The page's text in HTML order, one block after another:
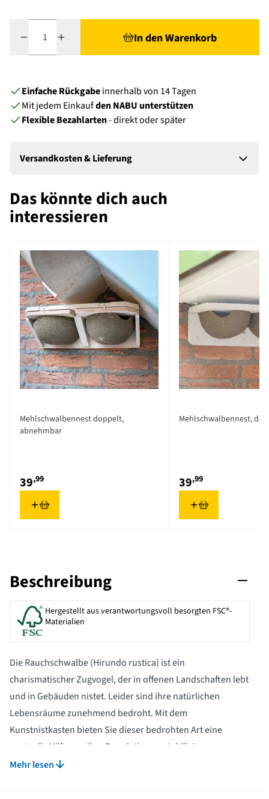
In den Warenkorb
Einfache Rückgabeinnerhalb von 14 Tagen
Mit jedem Einkaufden NABU unterstützen
Flexible Bezahlarten- direkt oder später
Versandkosten & Lieferung
Das könnte dich auch
interessieren
Mehlschwalbennest doppelt,
abnehmbar
39,99
Mehlschwalbennest,
39,99
Beschreibung
Hergestellt aus verantwortungsvoll besorgten FSC®-
Materialien
Die Rauchschwalbe (Hirundo rustica) ist ein
charismatischer Zugvogel, der in offenen Landschaften lebt
und in Gebäuden nistet. Leider sind ihre natürlichen
Lebensräume zunehmend bedroht. Mit dem
Kunstnistkasten bieten Sie dieser bedrohten Art eine
wertvolle Hilfe, um ihre Population zu stabilisieren.
Rauchschwalben nisten vorzugsweise im Inneren von
Mehr lesen